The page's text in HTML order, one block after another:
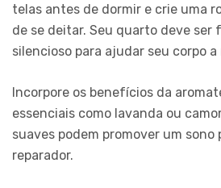
telas antes de dormir e crie uma
de se deitar. Seu quarto deve ser
silencioso para ajudar seu corpo a
Incorpore os benefícios da
essenciais como lavanda ou
suaves podem promover um
reparador.